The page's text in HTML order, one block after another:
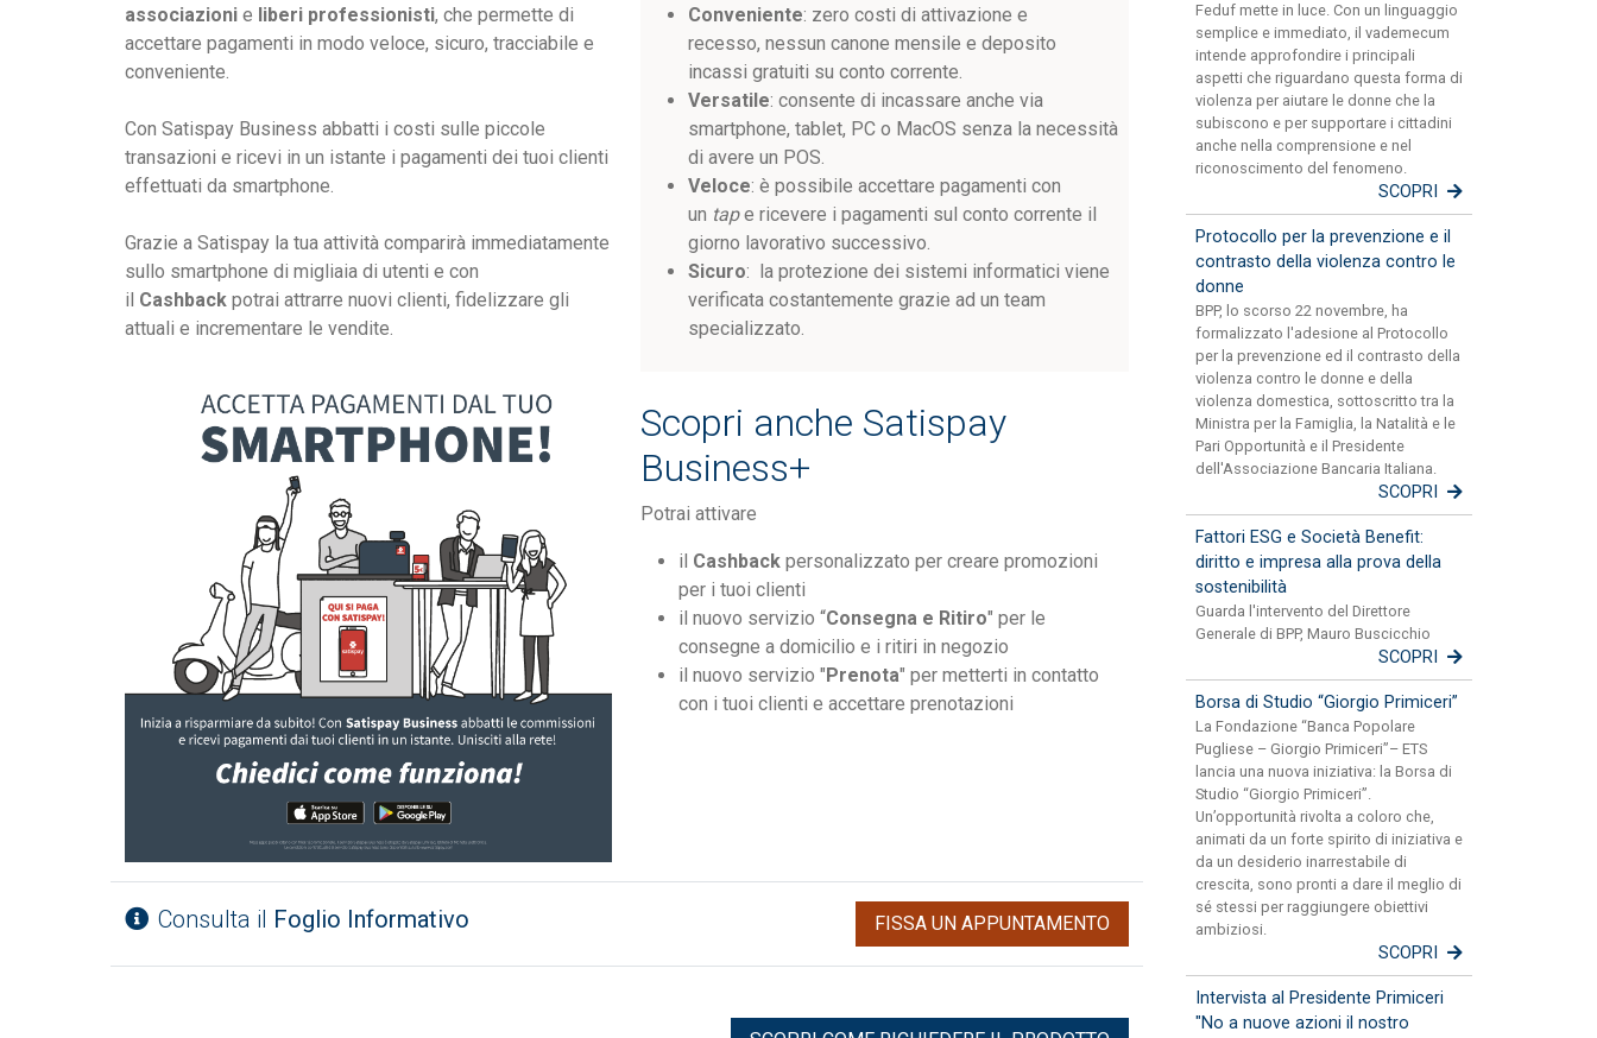
associazioni e liberi professionisti, che permette di
accettare pagamenti in modo veloce, sicuro, tracciabile e
conveniente.
Con Satispay Business abbatti i costi sulle piccole
transazioni e ricevi in un istante i pagamenti dei tuoi clienti
effettuati da smartphone.
Grazie a Satispay la tua attività comparirà immediatamente
sullo smartphone di migliaia di utenti e con
il Cashback potrai attrarre nuovi clienti, fidelizzare gli
attuali e incrementare le vendite.
Conveniente: zero costi di attivazione e
recesso, nessun canone mensile e deposito
incassi gratuiti su conto corrente.
Versatile: consente di incassare anche via
smartphone, tablet, PC o MacOS senza la necessità
di avere un POS.
Veloce: è possibile accettare pagamenti con
un tape ricevere i pagamenti sul conto corrente il
giorno lavorativo successivo.
Sicuro: la protezione dei sistemi informatici viene
verificata costantemente grazie ad un team
specializzato.
Scopri anche Satispay
Business+
Potrai attivare
il Cashbackpersonalizzato per creare promozioni
per i tuoi clienti
il nuovo servizio “Consegna e Ritiro" per le
consegne a domicilio e i ritiri in negozio
il nuovo servizio "Prenota" per metterti in contatto
con i tuoi clienti e accettare prenotazioni
Consulta il Foglio Informativo FISSA UN APPUNTAMENTO
Feduf mette in luce. Con un linguaggio
semplice e immediato, il vademecum
intende approfondire i principali
aspetti che riguardano questa forma di
violenza per aiutare le donne che la
subiscono e per supportare i cittadini
anche nella comprensione e nel
riconoscimento del fenomeno.
SCOPRI
Protocollo per la prevenzione e il
contrasto della violenza contro le
donne
BPP, lo scorso 22 novembre, ha
formalizzato l'adesione al Protocollo
per la prevenzione ed il contrasto della
violenza contro le donne e della
violenza domestica, sottoscritto tra la
Ministra per la Famiglia, la Natalità e le
Pari Opportunità e il Presidente
dell'Associazione Bancaria Italiana.
SCOPRI
Fattori ESG e Società Benefit:
diritto e impresa alla prova della
sostenibilità
Guarda l'intervento del Direttore
Generale di BPP, Mauro Buscicchio
SCOPRI
Borsa di Studio “Giorgio Primiceri”
La Fondazione “Banca Popolare
Pugliese – Giorgio Primiceri”– ETS
lancia una nuova iniziativa: la Borsa di
Studio “Giorgio Primiceri”.
Un’opportunità rivolta a coloro che,
animati da un forte spirito di iniziativa e
da un desiderio inarrestabile di
crescita, sono pronti a dare il meglio di
sé stessi per raggiungere obiettivi
ambiziosi.
SCOPRI
Intervista al Presidente Primiceri
"No a nuove azioni il nostro